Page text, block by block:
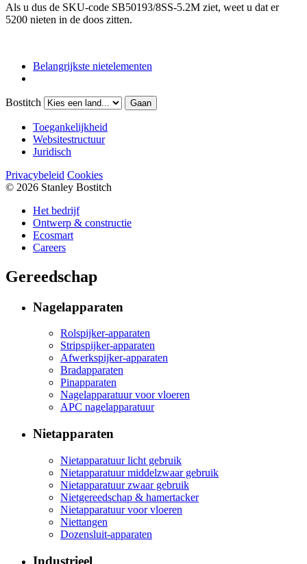
Als u dus de SKU-code SB50193/8SS-5.2M ziet, weet u dat er
5200 nieten in de doos zitten.
Belangrijkste nietelementen
Bostitch Gaan
Toegankelijkheid
Websitestructuur
Juridisch
Privacybeleid Cookies
© 2026 Stanley Bostitch
Het bedrijf
Ontwerp & constructie
Ecosmart
Careers
Gereedschap
Nagelapparaten
Rolspijker-apparaten
Stripspijker-apparaten
Afwerkspijker-apparaten
Bradapparaten
Pinapparaten
Nagelapparatuur voor vloeren
APC nagelapparatuur
Nietapparaten
Nietapparatuur licht gebruik
Nietapparatuur middelzwaar gebruik
Nietapparatuur zwaar gebruik
Nietgereedschap & hamertacker
Nietapparatuur voor vloeren
Niettangen
Dozensluit-apparaten
Industrieel